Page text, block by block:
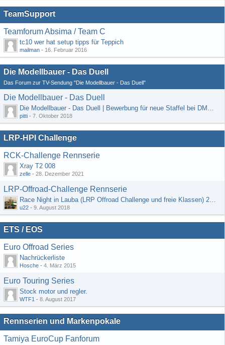
TeamSupport
Teamforum Absima / Team C
tc10 wer hat setup tipps für Teppich
mailman - 16. Februar 2016
Die Modellbauer - Das Duell
Das Forum zur TV-Sendung "Die Modellbauer - Das Duell"
Die Modellbauer - Das Duell
Die Modellbauer - Das Duell | Bewerbung für neue Staffel bei DMAX *Werbung*
pitti - 7. Oktober 2018
LRP-HPI Challenge
RCK-Challenge Rennserie
Xray T2 008
zelle - 28. Dezember 2021
LRP-Offroad-Challenge Rennserie
Race Night in Lauba (LRP Offroad Challenge und freie Klassen) 25/26.08
u22 - 9. August 2018
ETS / EOS
Euro Offroad Series
Nachrückerliste
Hosche - 4. März 2015
Euro Touring Series
Stock motor und regler.
WTF1 - 8. August 2017
Rennserien und Markenpokale
Tamiya EuroCup Fanforum